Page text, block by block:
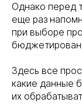
Однако перед
еще раз
при выборе
Здесь все
какие данные
их